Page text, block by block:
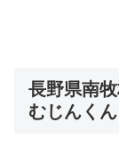
長野県南
むじんく